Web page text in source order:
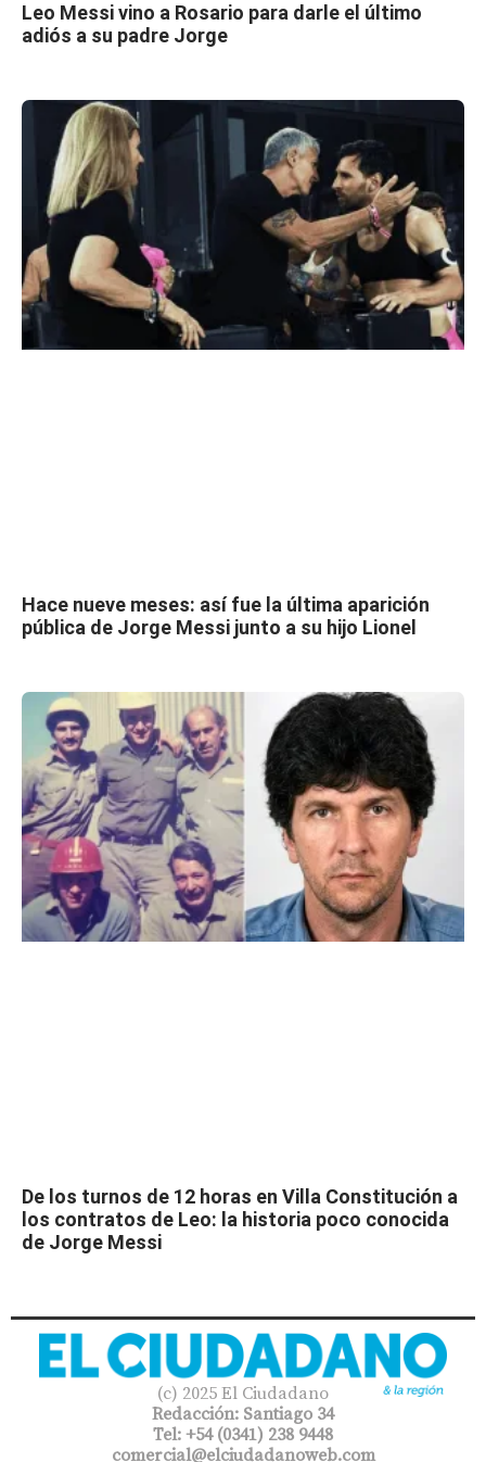
Leo Messi vino a Rosario para darle el último
adiós a su padre Jorge
Hace nueve meses: así fue la última aparición
pública de Jorge Messi junto a su hijo Lionel
De los turnos de 12 horas en Villa Constitución a
los contratos de Leo: la historia poco conocida
de Jorge Messi
(c) 2025 El Ciudadano
Redacción: Santiago 34
Tel: +54 (0341) 238 9448
comercial@elciudadanoweb.com​